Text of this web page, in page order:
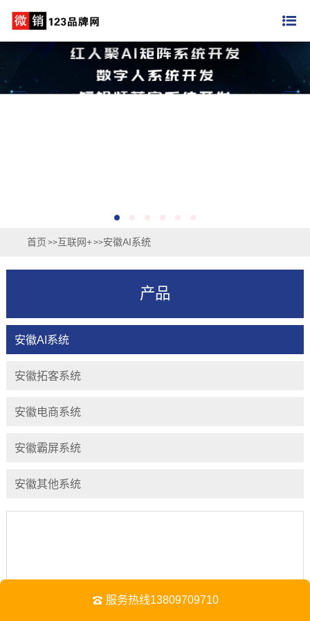
服务热线13809709710
首页 >>互联网+>>安徽AI系统
产品
安徽AI系统
安徽拓客系统
安徽电商系统
安徽霸屏系统
安徽其他系统